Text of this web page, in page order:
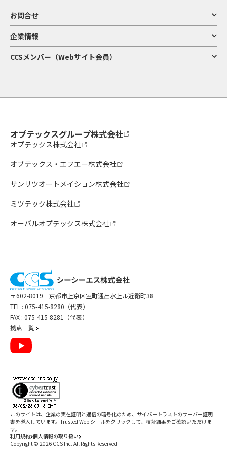
お問合せ
企業情報
CCSメンバー（Webサイト会員）
オプテックスグループ株式会社
オプテックス株式会社
オプテックス・エフエー株式会社
サンリツオートメイション株式会社
ミツテック株式会社
オーパルオプテックス株式会社
〒602-8019 京都市上京区室町通出水上ル近衛町38
TEL : 075-415-8280（代表）
FAX : 075-415-8281（代表）
拠点一覧
利用規約 個人情報の取り扱い
Copyright © 2026 CCS Inc. All Rights Reserved.
このサイトは、企業の実在証明と通信の暗号化のため、サイバートラストのサーバー証明
書を導入しています。Trusted Web シールをクリックして、検証結果をご確認いただけま
す。